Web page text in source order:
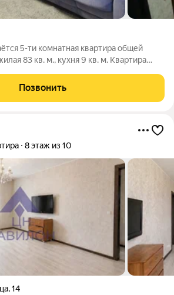
5-ти комнатная квартира общей
83 кв. м., кухня 9 кв. м. Квартира
рассмотреть и
Позвонить
8 этаж из 10
,14